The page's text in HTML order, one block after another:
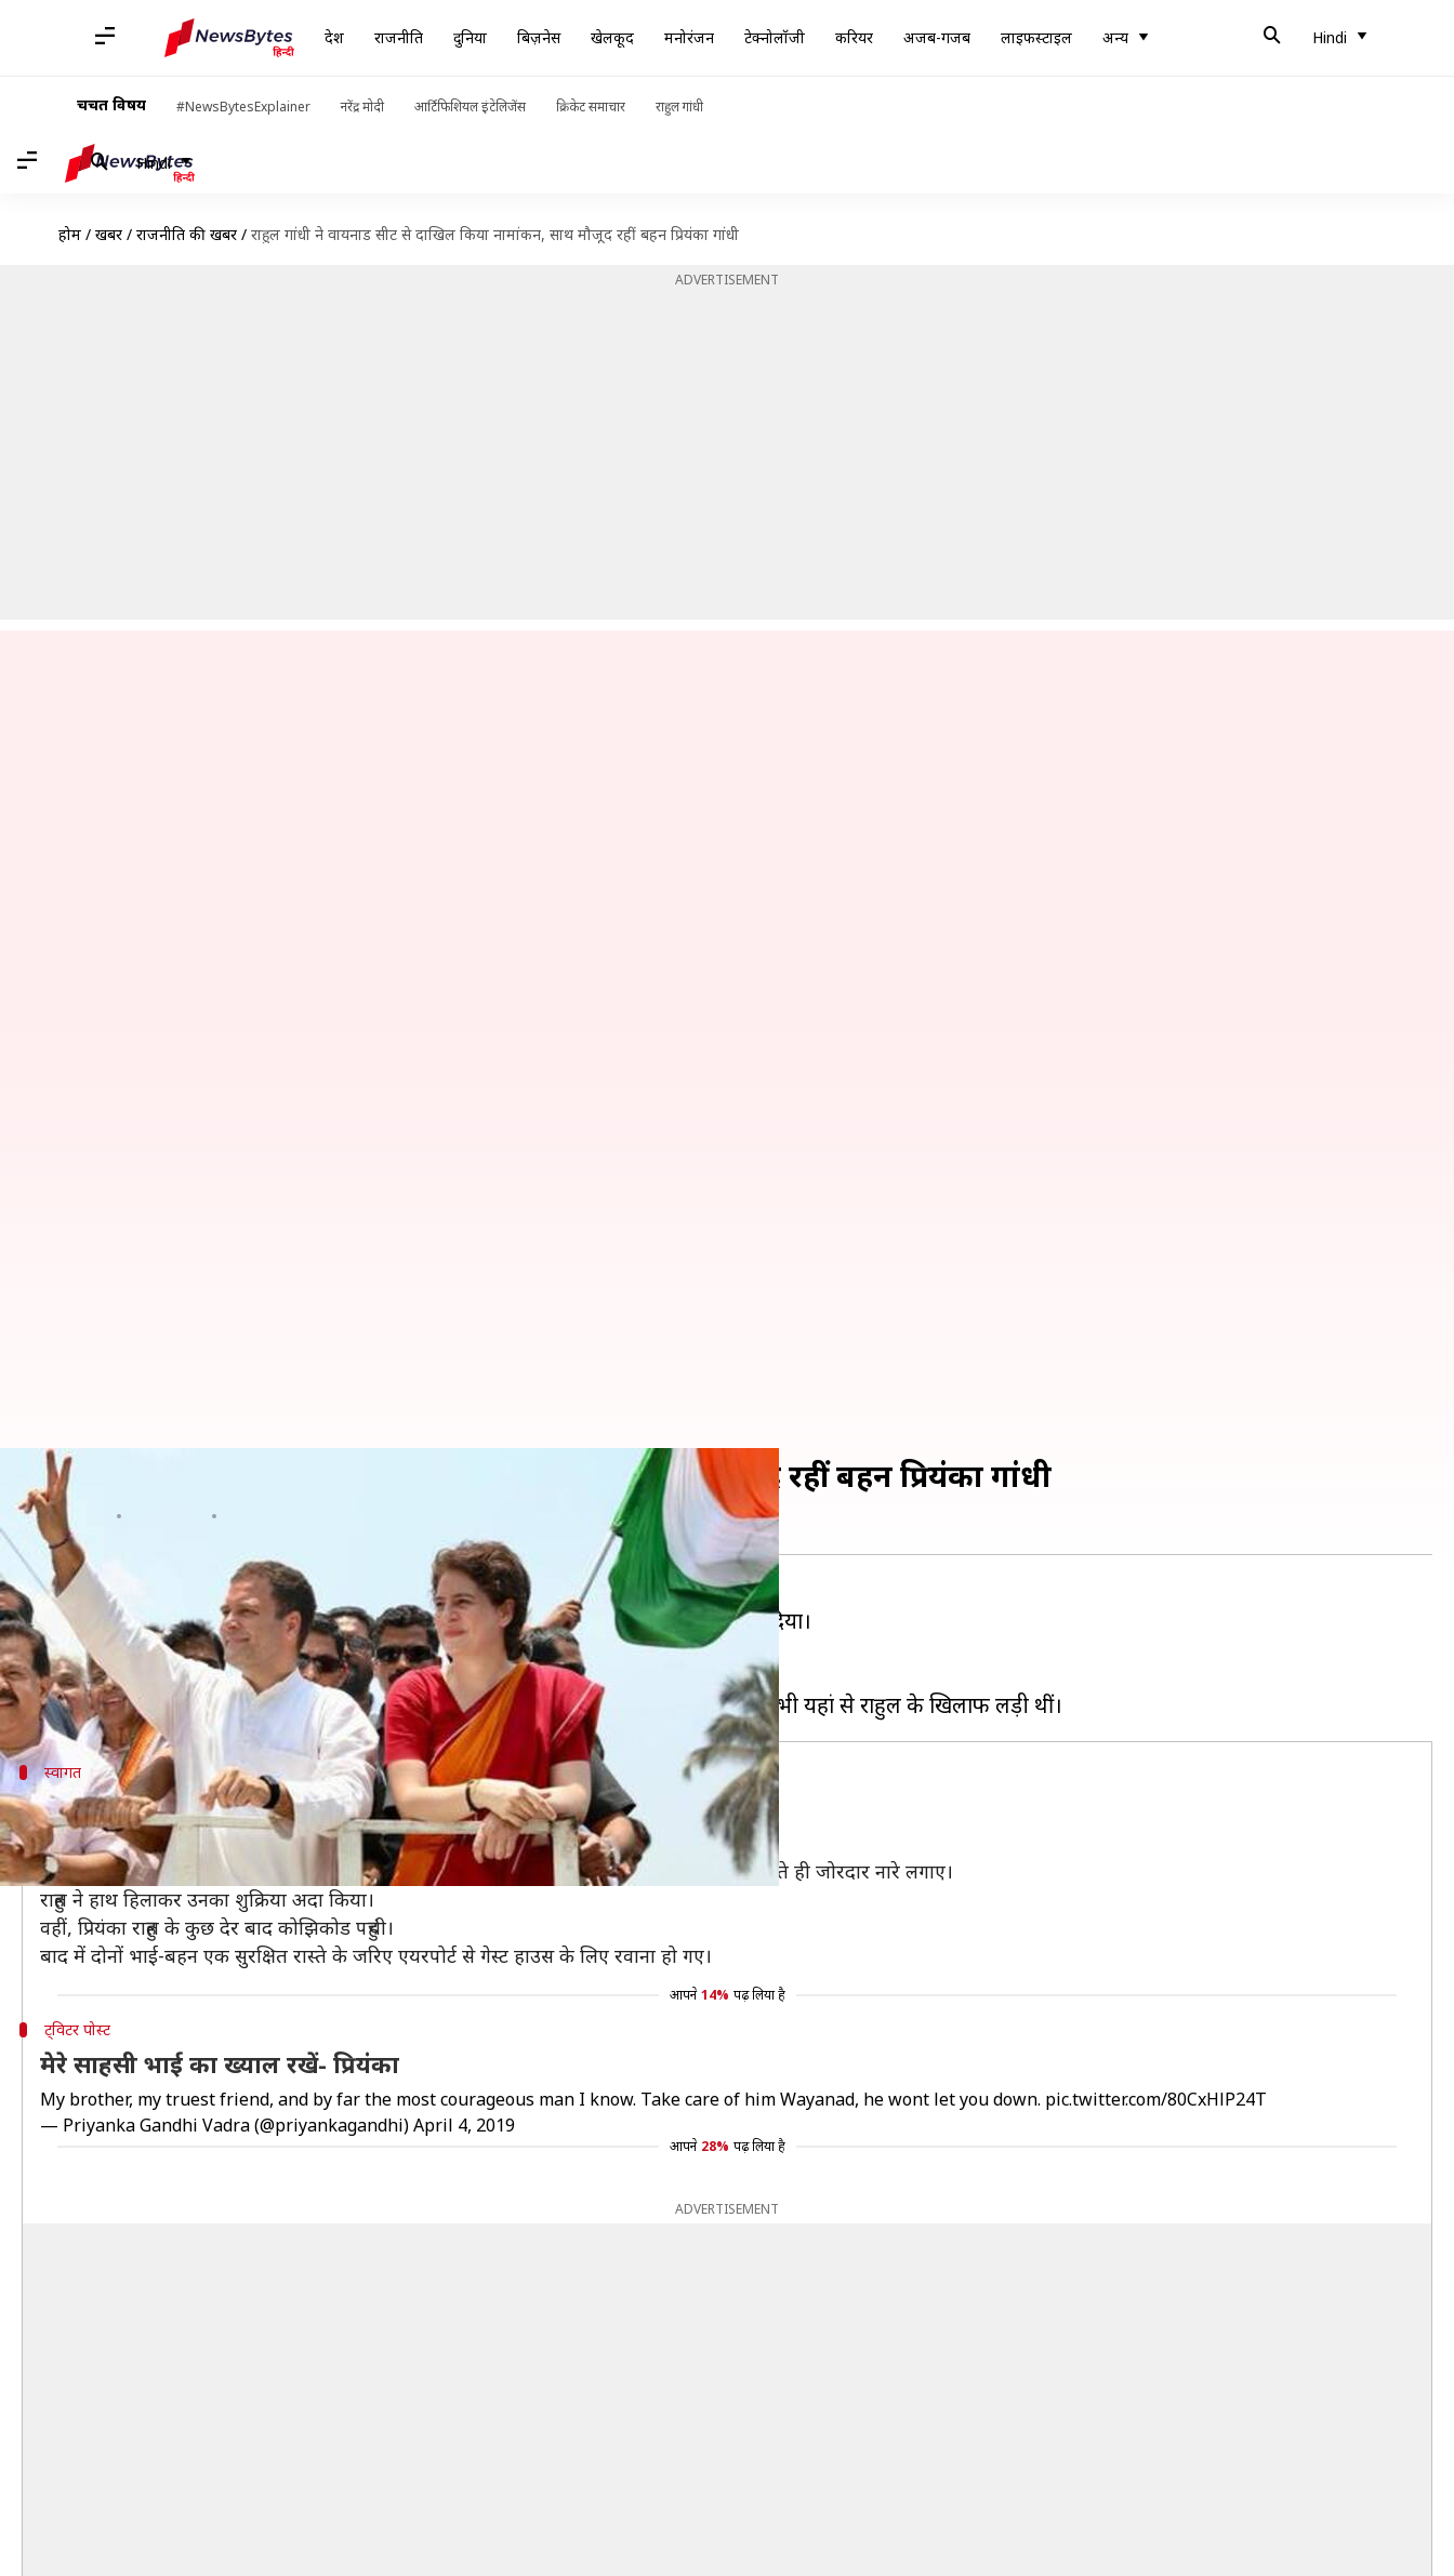
देश राजनीति दुनिया बिज़नेस खेलकूद मनोरंजन टेक्नोलॉजी करियर अजब-गजब लाइफस्टाइल अन्य Hindi
चर्चित विषय #NewsBytesExplainer नरेंद्र मोदी आर्टिफिशियल इंटेलिजेंस क्रिकेट समाचार राहुल गांधी
Hindi
होम / खबरें / राजनीति की खबरें / राहुल गांधी ने वायनाड सीट से दाखिल किया नामांकन, साथ मौजूद रहीं बहन प्रियंका गांधी
ADVERTISEMENT
राहुल गांधी ने वायनाड सीट से दाखिल किया नामांकन, साथ मौजूद रहीं बहन प्रियंका गांधी
लेखन मुकुल तोमर
क्या है खबर?
कांग्रेस अध्यक्ष राहुल गांधी ने आज केरल कीवायनाड लोकसभा सीटसे अपना नामांकन दाखिल कर दिया।
राहुल के साथ उनकी बहन और कांग्रेस महासचिव प्रियंका गांधी भी मौजूद थीं।
बता दें कि यह पहली बार है जब राहुल उत्तर प्रदेश के अमेठी से बाहर चुनाव लड़ रहे हैं।
स्वागत
समर्थकों ने किया राहुल का जोरदार स्वागत
राहुल गांधी बुधवार को ही कोझिकोड पहुंच गए थे, जहां सैकड़ों पार्टी कार्यकर्ताओं ने उनका स्वागत किया था।
कांग्रेस और उसकी सहयोगी इंडियन यूनियन मुस्लिम लीग के झंडे लेकर आए समर्थकों ने उनके एयरपोर्ट पहुंचते ही जोरदार नारे लगाए।
राहुल ने हाथ हिलाकर उनका शुक्रिया अदा किया।
वहीं, प्रियंका राहुल के कुछ देर बाद कोझिकोड पहुंची।
बाद में दोनों भाई-बहन एक सुरक्षित रास्ते के जरिए एयरपोर्ट से गेस्ट हाउस के लिए रवाना हो गए।
आपने 14% पढ़ लिया है
ट्विटर पोस्ट
मेरे साहसी भाई का ख्याल रखें- प्रियंका
My brother, my truest friend, and by far the most courageous man I know. Take care of him Wayanad, he wont let you down. pic.twitter.com/80CxHlP24T
— Priyanka Gandhi Vadra (@priyankagandhi)April 4, 2019
आपने 28% पढ़ लिया है
ADVERTISEMENT